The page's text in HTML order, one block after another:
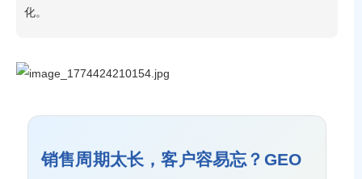
化。
销售周期太长，客户容易忘？GEO